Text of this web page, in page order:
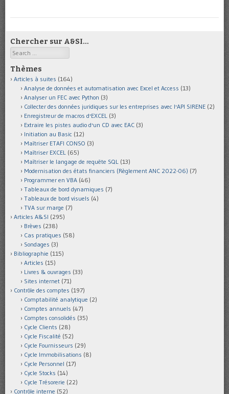
Chercher sur A&SI…
Search
Thèmes
Articles à suites (164)
Analyse de données et automatisation avec Excel et Access (13)
Analyser un FEC avec Python (3)
Collecter des données juridiques sur les entreprises avec l'API SIRENE (2)
Enregistreur de macros d'EXCEL (3)
Extraire les pistes audio d'un CD avec EAC (3)
Initiation au Basic (12)
Maîtriser ETAFI CONSO (3)
Maîtriser EXCEL (65)
Maîtriser le langage de requête SQL (13)
Modernisation des états financiers (Règlement ANC 2022-06) (7)
Programmer en VBA (46)
Tableaux de bord dynamiques (7)
Tableaux de bord visuels (4)
TVA sur marge (7)
Articles A&SI (295)
Brèves (238)
Cas pratiques (58)
Sondages (3)
Bibliographie (115)
Articles (15)
Livres & ouvrages (33)
Sites internet (71)
Contrôle des comptes (197)
Comptabilité analytique (2)
Comptes annuels (47)
Comptes consolidés (35)
Cycle Clients (28)
Cycle Fiscalité (52)
Cycle Fournisseurs (29)
Cycle Immobilisations (8)
Cycle Personnel (17)
Cycle Stocks (14)
Cycle Trésorerie (22)
Contrôle interne (52)